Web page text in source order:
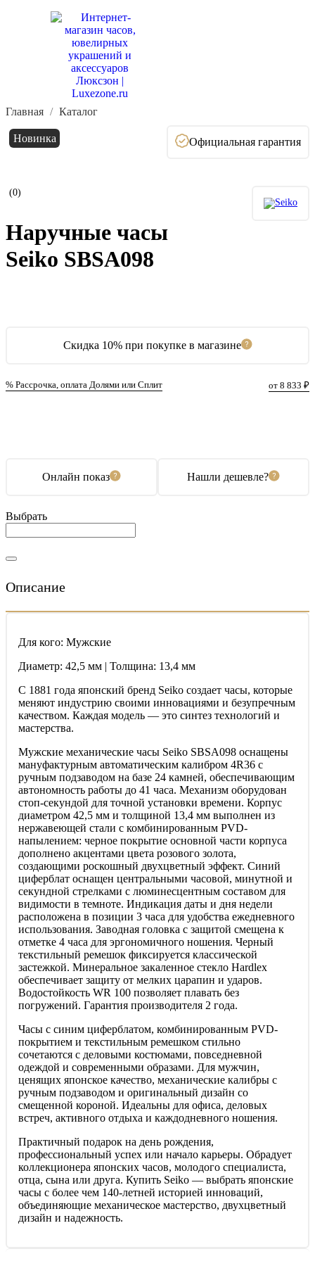
Главная Каталог
Новинка Официальная гарантия
(0)
Скидка 10% при покупке в магазине
% Рассрочка, оплата Долями или Сплит от 8 833 ₽
Наручные часы
Seiko SBSA098
Онлайн показ Нашли дешевле?
Выбрать
Описание
Для кого: Мужские
Диаметр: 42,5 мм | Толщина: 13,4 мм
С 1881 года японский бренд Seiko создает часы, которые
меняют индустрию своими инновациями и безупречным
качеством. Каждая модель — это синтез технологий и
мастерства.
Мужские механические часы Seiko SBSA098 оснащены
мануфактурным автоматическим калибром 4R36 с
ручным подзаводом на базе 24 камней, обеспечивающим
автономность работы до 41 часа. Механизм оборудован
стоп-секундой для точной установки времени. Корпус
диаметром 42,5 мм и толщиной 13,4 мм выполнен из
нержавеющей стали с комбинированным PVD-
напылением: черное покрытие основной части корпуса
дополнено акцентами цвета розового золота,
создающими роскошный двухцветный эффект. Синий
циферблат оснащен центральными часовой, минутной и
секундной стрелками с люминесцентным составом для
видимости в темноте. Индикация даты и дня недели
расположена в позиции 3 часа для удобства ежедневного
использования. Заводная головка с защитой смещена к
отметке 4 часа для эргономичного ношения. Черный
текстильный ремешок фиксируется классической
застежкой. Минеральное закаленное стекло Hardlex
обеспечивает защиту от мелких царапин и ударов.
Водостойкость WR 100 позволяет плавать без
погружений. Гарантия производителя 2 года.
Часы с синим циферблатом, комбинированным PVD-
покрытием и текстильным ремешком стильно
сочетаются с деловыми костюмами, повседневной
одеждой и современными образами. Для мужчин,
ценящих японское качество, механические калибры с
ручным подзаводом и оригинальный дизайн со
смещенной короной. Идеальны для офиса, деловых
встреч, активного отдыха и каждодневного ношения.
Практичный подарок на день рождения,
профессиональный успех или начало карьеры. Обрадует
коллекционера японских часов, молодого специалиста,
отца, сына или друга. Купить Seiko — выбрать японские
часы с более чем 140-летней историей инноваций,
объединяющие механическое мастерство, двухцветный
дизайн и надежность.